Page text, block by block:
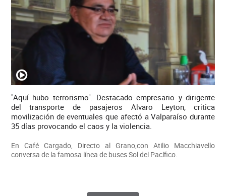
"Aquí hubo terrorismo". Destacado empresario y dirigente
del transporte de pasajeros Alvaro Leyton, critica
movilización de eventuales que afectó a Valparaíso durante
35 días provocando el caos y la violencia.
En Café Cargado, Directo al Grano,con Atilio Macchiavello
conversa de la famosa línea de buses Sol del Pacífico.